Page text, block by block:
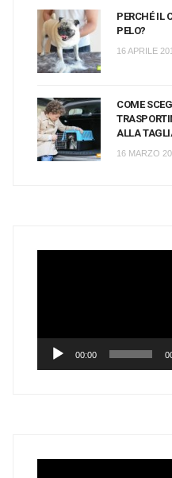
PERCHÉ IL
PELO?
16 APRILE
COME
ALLA
16 MARZO
00:00